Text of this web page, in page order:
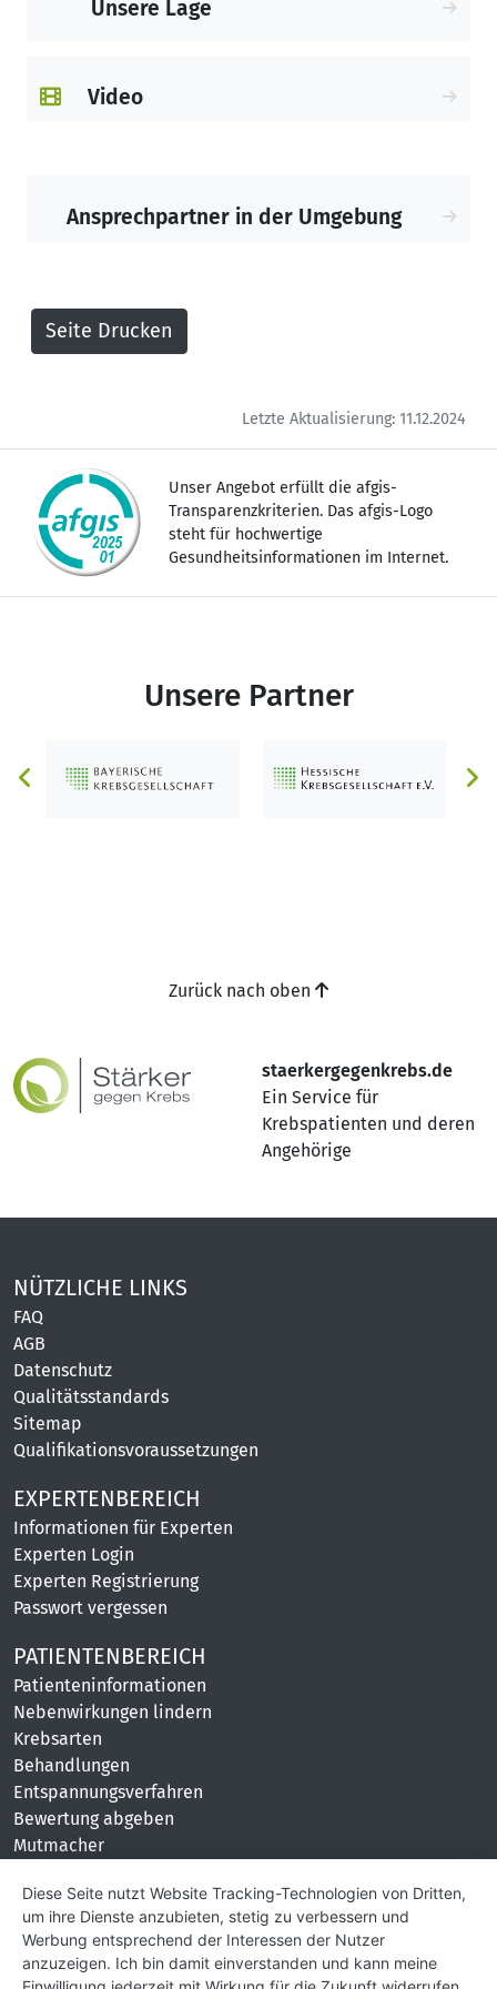
Unsere Lage
Video
Ansprechpartner in der Umgebung
Letzte Aktualisierung: 11.12.2024
Unser Angebot erfüllt die afgis-
Transparenzkriterien. Das afgis-Logo
steht für hochwertige
Gesundheitsinformationen im Internet.
Unsere Partner
staerkergegenkrebs.de
Ein Service für
Krebspatienten und deren
Angehörige
Zurück nach oben
NÜTZLICHE LINKS
FAQ
AGB
Datenschutz
Qualitätsstandards
Sitemap
Qualifikationsvoraussetzungen
EXPERTENBEREICH
Informationen für Experten
Experten Login
Experten Registrierung
Passwort vergessen
PATIENTENBEREICH
Patienteninformationen
Nebenwirkungen lindern
Krebsarten
Behandlungen
Entspannungsverfahren
Bewertung abgeben
Mutmacher
KONTAKT
Impressum
Hilfe und Kontakt
Partner
Diese Seite nutzt Website Tracking-Technologien von Dritten,
um ihre Dienste anzubieten, stetig zu verbessern und
Werbung entsprechend der Interessen der Nutzer
anzuzeigen. Ich bin damit einverstanden und kann meine